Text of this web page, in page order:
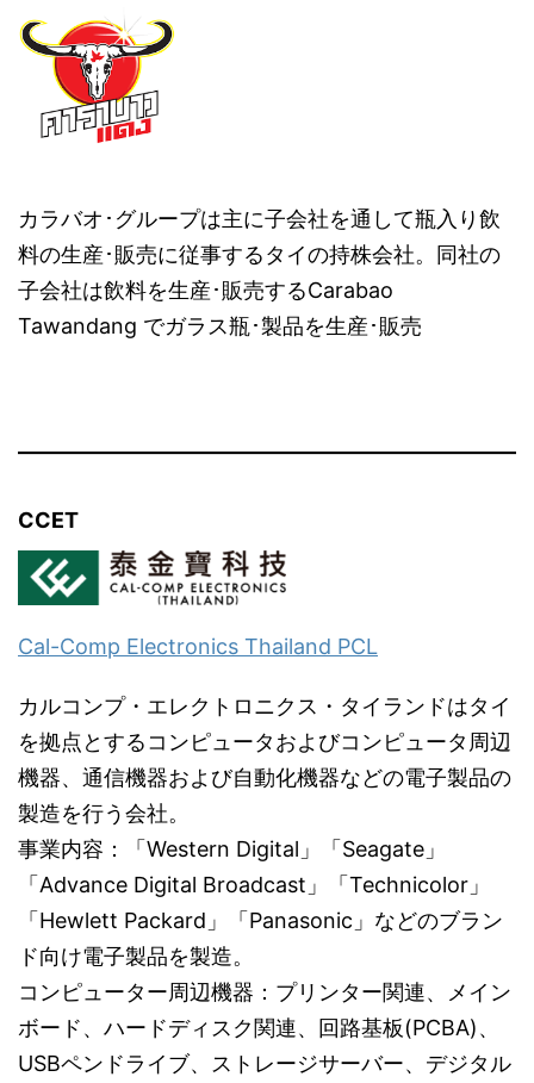
カラバオ･グループは主に子会社を通して瓶入り飲
料の生産･販売に従事するタイの持株会社。同社の
子会社は飲料を生産･販売するCarabao
Tawandang でガラス瓶･製品を生産･販売
CCET
Cal-Comp Electronics Thailand PCL
カルコンプ・エレクトロニクス・タイランドはタイ
を拠点とするコンピュータおよびコンピュータ周辺
機器、通信機器および自動化機器などの電子製品の
製造を行う会社。
事業内容：「Western Digital」「Seagate」
「Advance Digital Broadcast」「Technicolor」
「Hewlett Packard」「Panasonic」などのブラン
ド向け電子製品を製造。
コンピューター周辺機器：プリンター関連、メイン
ボード、ハードディスク関連、回路基板(PCBA)、
USBペンドライブ、ストレージサーバー、デジタル